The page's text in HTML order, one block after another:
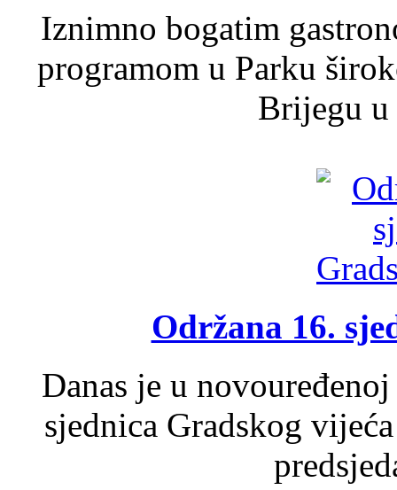
Iznimno bogatim
programom u Parku
Brijegu u
Održana 16.
Danas je u
sjednica Gradskog